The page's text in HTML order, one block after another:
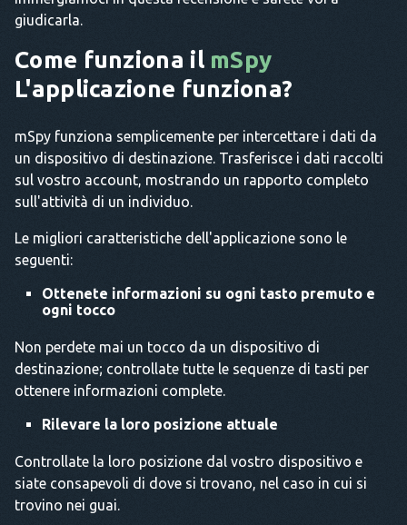
giudicarla.
Come funziona il mSpy
L'applicazione funziona?
mSpy funziona semplicemente per intercettare i dati da
un dispositivo di destinazione. Trasferisce i dati raccolti
sul vostro account, mostrando un rapporto completo
sull'attività di un individuo.
Le migliori caratteristiche dell'applicazione sono le
seguenti:
Ottenete informazioni su ogni tasto premuto e
ogni tocco
Non perdete mai un tocco da un dispositivo di
destinazione; controllate tutte le sequenze di tasti per
ottenere informazioni complete.
Rilevare la loro posizione attuale
Controllate la loro posizione dal vostro dispositivo e
siate consapevoli di dove si trovano, nel caso in cui si
trovino nei guai.